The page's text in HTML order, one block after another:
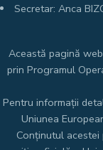
Secretar: Anca
Această pagină
prin Programul
Pentru informații
Uniunea
Conținutul